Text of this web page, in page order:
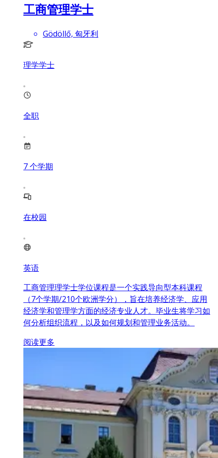
工商管理学士
Gödöllő, 匈牙利
理学学士
全职
7个学期
在校园
英语
工商管理理学士学位课程是一个实践导向型本科课程
（7个学期/210个欧洲学分），旨在培养经济学、应用
经济学和管理学方面的经济专业人才。毕业生将学习如
何分析组织流程，以及如何规划和管理业务活动。
阅读更多